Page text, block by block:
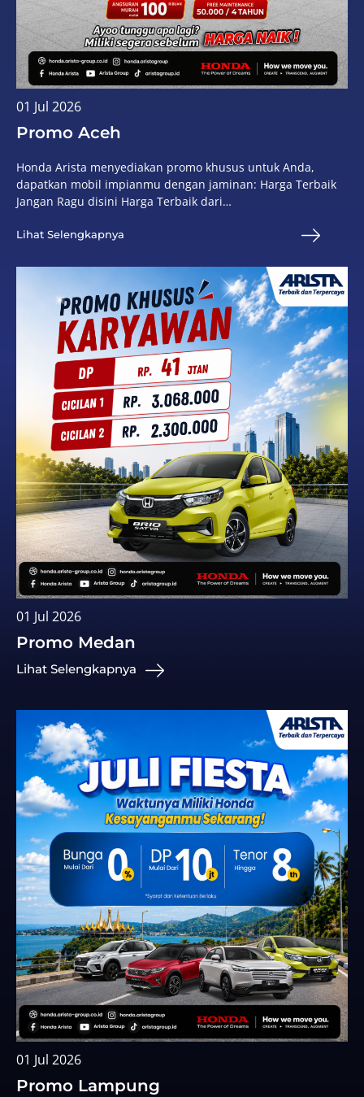
01 Jul 2026
Promo Aceh
Honda Arista menyediakan promo khusus untuk Anda,
dapatkan mobil impianmu dengan jaminan: Harga Terbaik
Jangan Ragu disini Harga Terbaik dari…
Lihat Selengkapnya
01 Jul 2026
Promo Medan
Lihat Selengkapnya
01 Jul 2026
Promo Lampung